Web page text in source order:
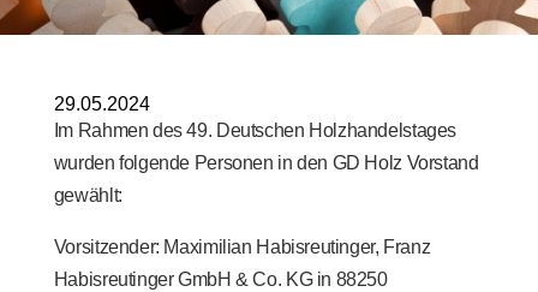
29.05.2024
Im Rahmen des 49. Deutschen Holzhandelstages
wurden folgende Personen in den GD Holz Vorstand
gewählt:
Vorsitzender: Maximilian Habisreutinger, Franz
Habisreutinger GmbH & Co. KG in 88250